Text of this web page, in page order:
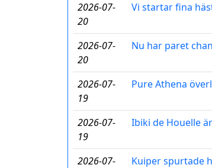
2026-07-
20
Vi startar fina
2026-07-
20
Nu har paret
2026-07-
19
Pure Athena
2026-07-
19
Ibiki de Houelle
2026-07-
Kuiper spurtade